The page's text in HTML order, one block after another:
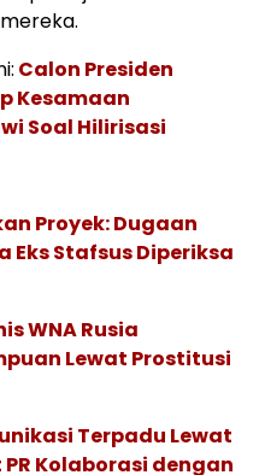
Calon Presiden
Kesamaan
Soal Hilirisasi
Proyek: Dugaan
Eks Stafsus Diperiksa
WNA Rusia
Lewat Prostitusi
Terpadu Lewat
Kolaborasi dengan